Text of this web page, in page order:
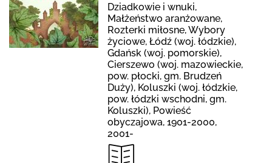
Dziadkowie i wnuki,
Małżeństwo aranżowane,
Rozterki miłosne, Wybory
życiowe, Łódź (woj. łódzkie),
Gdańsk (woj. pomorskie),
Cierszewo (woj. mazowieckie,
pow. płocki, gm. Brudzeń
Duży), Koluszki (woj. łódzkie,
pow. łódzki wschodni, gm.
Koluszki), Powieść
obyczajowa, 1901-2000,
2001-